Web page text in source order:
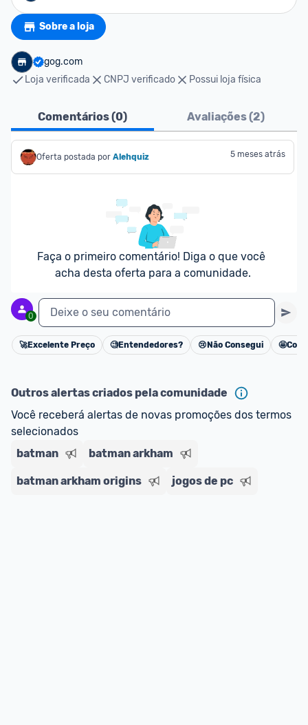
Sobre a loja
gog.com
Loja verificada
CNPJ verificado Possui loja física
Comentários (0) Avaliações (2)
Oferta postada por Alehquiz 5 meses atrás
Faça o primeiro comentário! Diga o que você
acha desta oferta para a comunidade.
0 Deixe o seu comentário
Cancelar
🚀Excelente Preço 🧐Entendedores? 😢 Não Consegui 🤩
Outros alertas criados pela comunidade
Você receberá alertas de novas promoções dos termos
selecionados
batman
batman arkham
batman arkham origins jogos de pc